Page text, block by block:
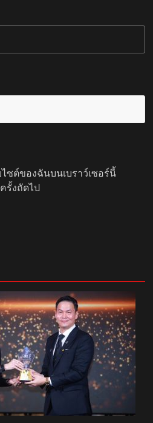
ซต์ของฉันบนเบราว์เซอร์นี้
รั้งถัดไป